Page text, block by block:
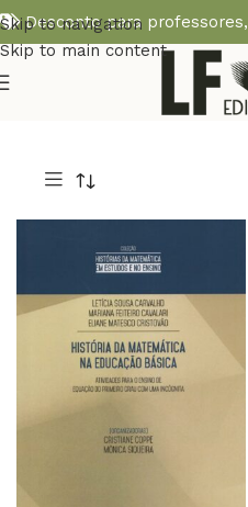
Skip to navigation
Skip to main content
Desconto para professores,